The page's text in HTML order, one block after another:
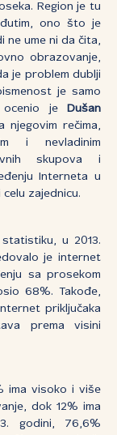
Region je tu
ono što je
ne ume ni da čita,
obrazovanje,
je problem dublji
je samo
ocenio je
Dušan
njegovim rečima,
i nevladinim
skupova i
Interneta u
zajednicu.
u 2013.
je internet
sa prosekom
68%. Takođe,
priključaka
prema visini
ima visoko i više
dok 12% ima
godini, 76,6%